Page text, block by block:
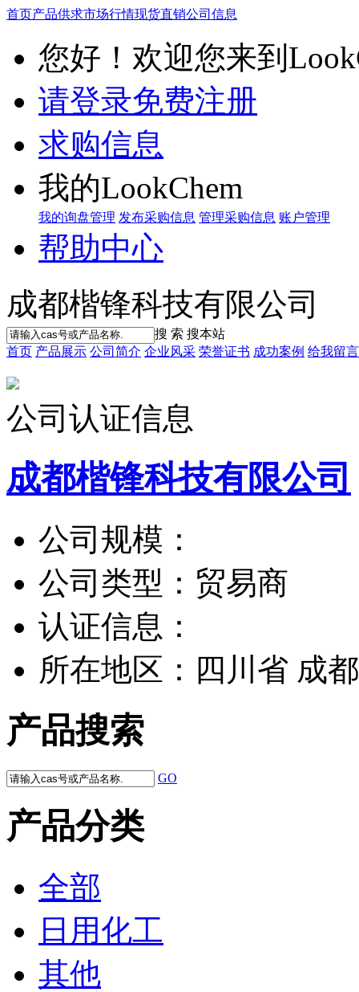
首页产品供求市场行情现货直销公司信息
您好！欢迎您来到
请登录免费注册
求购信息
我的LookChem
我的询盘管理 发布采购信息 管理采购信息 账户管理
帮助中心
成都楷锋科技有限公司
搜 索 搜本站
首页 产品展示 公司简介 企业风采 荣誉证书 成功案例 给我留言
公司认证信息
成都楷锋科技有限公司
公司规模：
公司类型： 贸易商
认证信息：
所在地区： 四川省 成都
产品搜索
GO
产品分类
全部
日用化工
其他